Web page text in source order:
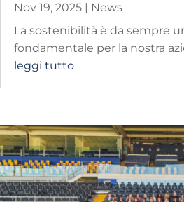
Nov 19, 2025
News
La sostenibilità è da sempre
fondamentale per la nostra
leggi tutto